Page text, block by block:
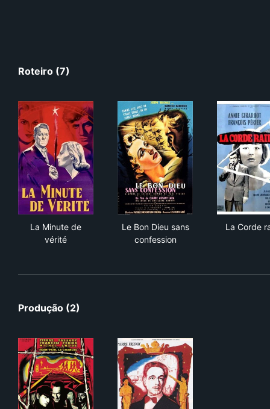
Roteiro (7)
La Minute de
vérité
Le Bon Dieu sans
confession
La Corde
Produção (2)